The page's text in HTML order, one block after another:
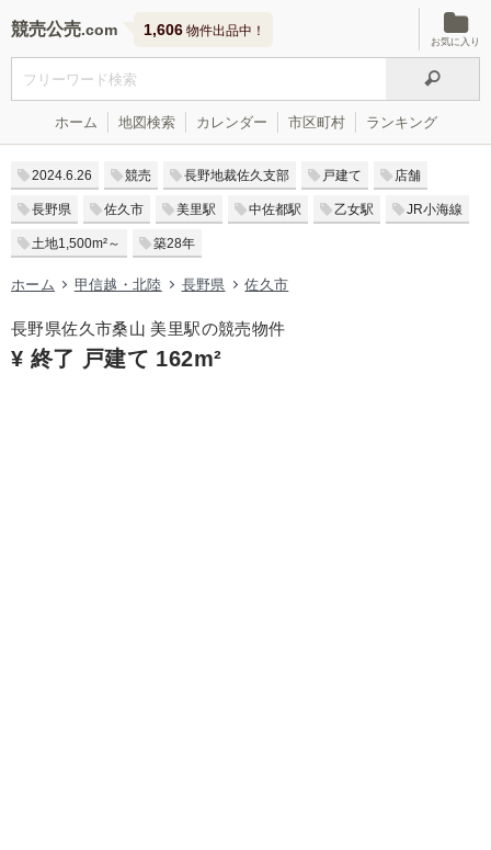
競売公売 1,606 物件出品中！
お気に入り
ホーム 地図検索 カレンダー 市区町村 ランキング
2024.6.26 競売 長野地裁佐久支部 戸建て 店舗
長野県 佐久市 美里駅 中佐都駅 乙女駅 JR小海線
土地1,500m²～ 築28年
ホーム 甲信越・北陸 長野県 佐久市
長野県佐久市桑山 美里駅の競売物件
¥ 終了 戸建て 162m²